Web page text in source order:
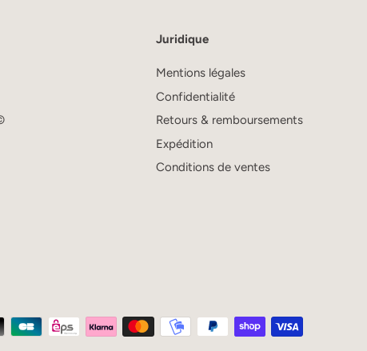
Juridique
Mentions légales
Confidentialité
Retours & remboursements
Expédition
Conditions de ventes